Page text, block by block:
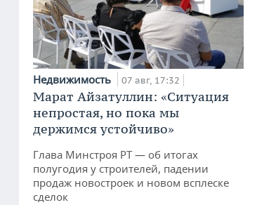
Недвижимость 07 авг, 17:32
Марат Айзатуллин: «Ситуация
непростая, но пока мы
держимся устойчиво»
Глава Минстроя РТ — об итогах
полугодия у строителей, падении
продаж новостроек и новом всплеске
сделок